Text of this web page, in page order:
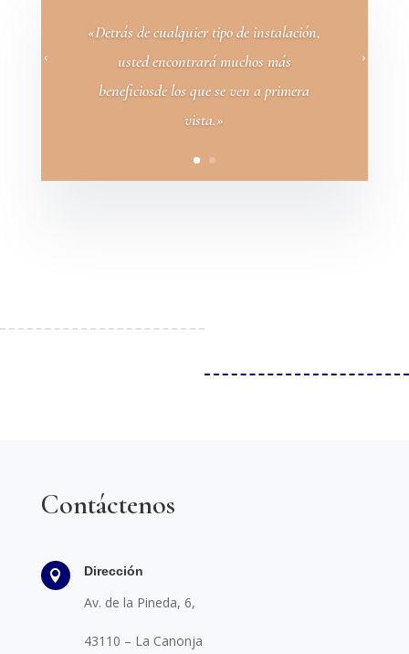
«Detrás de cualquier tipo de instalación,
usted encontrará muchos más
beneficiosde los que se ven a primera
vista.»
Contáctenos
 Dirección
Av. de la Pineda, 6,
43110 – La Canonja